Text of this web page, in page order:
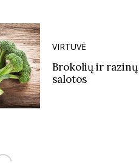
VIRTUVĖ
Brokolių ir razinų
salotos